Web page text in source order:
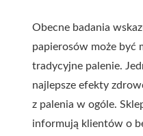
Obecne badania
papierosów może być
tradycyjne palenie.
najlepsze efekty
z palenia w ogóle.
informują klientów o